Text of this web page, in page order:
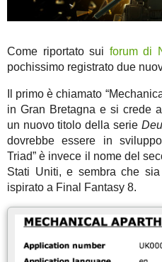
Come riportato sui forum di
pochissimo registrato due
Il primo è chiamato
in Gran Bretagna e si crede
un nuovo titolo della serie
dovrebbe essere in
Triad” è invece il nome del
Stati Uniti, e sembra che
ispirato a Final Fantasy 8.